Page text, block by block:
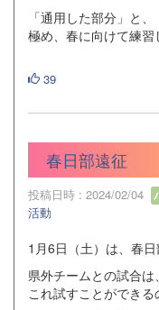
「通用した部分」と
極め、春に向けて練習
39
春日部遠征
投稿日時 : 2024/02/04
活動
1月6日（土）は、春日
県外チームとの試合
これ試すことができる